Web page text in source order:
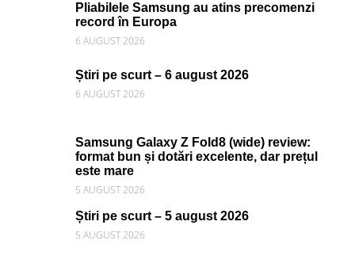
Pliabilele Samsung au atins precomenzi
record în Europa
6 AUGUST 2026
Știri pe scurt – 6 august 2026
6 AUGUST 2026
Samsung Galaxy Z Fold8 (wide) review:
format bun și dotări excelente, dar prețul
este mare
5 AUGUST 2026
Știri pe scurt – 5 august 2026
5 AUGUST 2026